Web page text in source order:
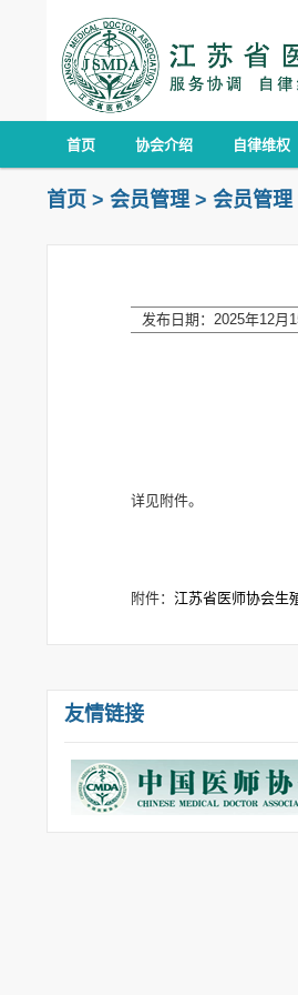
首页 协会介绍 自律维权
首页 > 会员管理> 会员管理
发布日期：2025年12月
详见附件。
附件： 江苏省医师协会生
友情链接